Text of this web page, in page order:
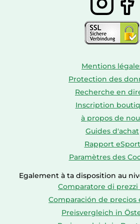
Mentions
Protection des
Recherche en
Inscription
à propos de
Guides d'achat
Rapport eSport
Paramètres des
Egalement à ta disposition au
Comparatore di prezzi
Comparación de precios
Preisvergleich in